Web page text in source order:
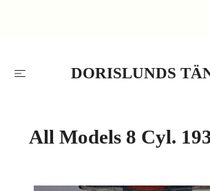
DORISLUNDS
All Models 8 Cyl.